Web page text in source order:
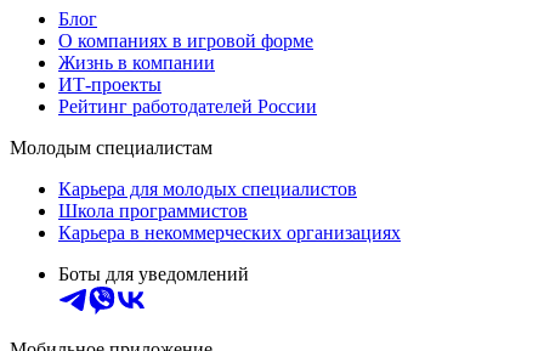
Блог
О компаниях в игровой форме
Жизнь в компании
ИТ-проекты
Рейтинг работодателей России
Молодым специалистам
Карьера для молодых специалистов
Школа программистов
Карьера в некоммерческих организациях
Боты для уведомлений